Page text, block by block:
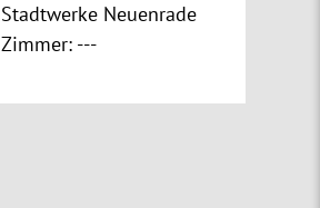
Stadtwerke Neuenrade
Zimmer: ---